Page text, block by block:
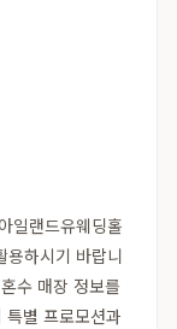
일랜드유웨딩홀
용하시기 바랍니
수 매장 정보를
별 프로모션과